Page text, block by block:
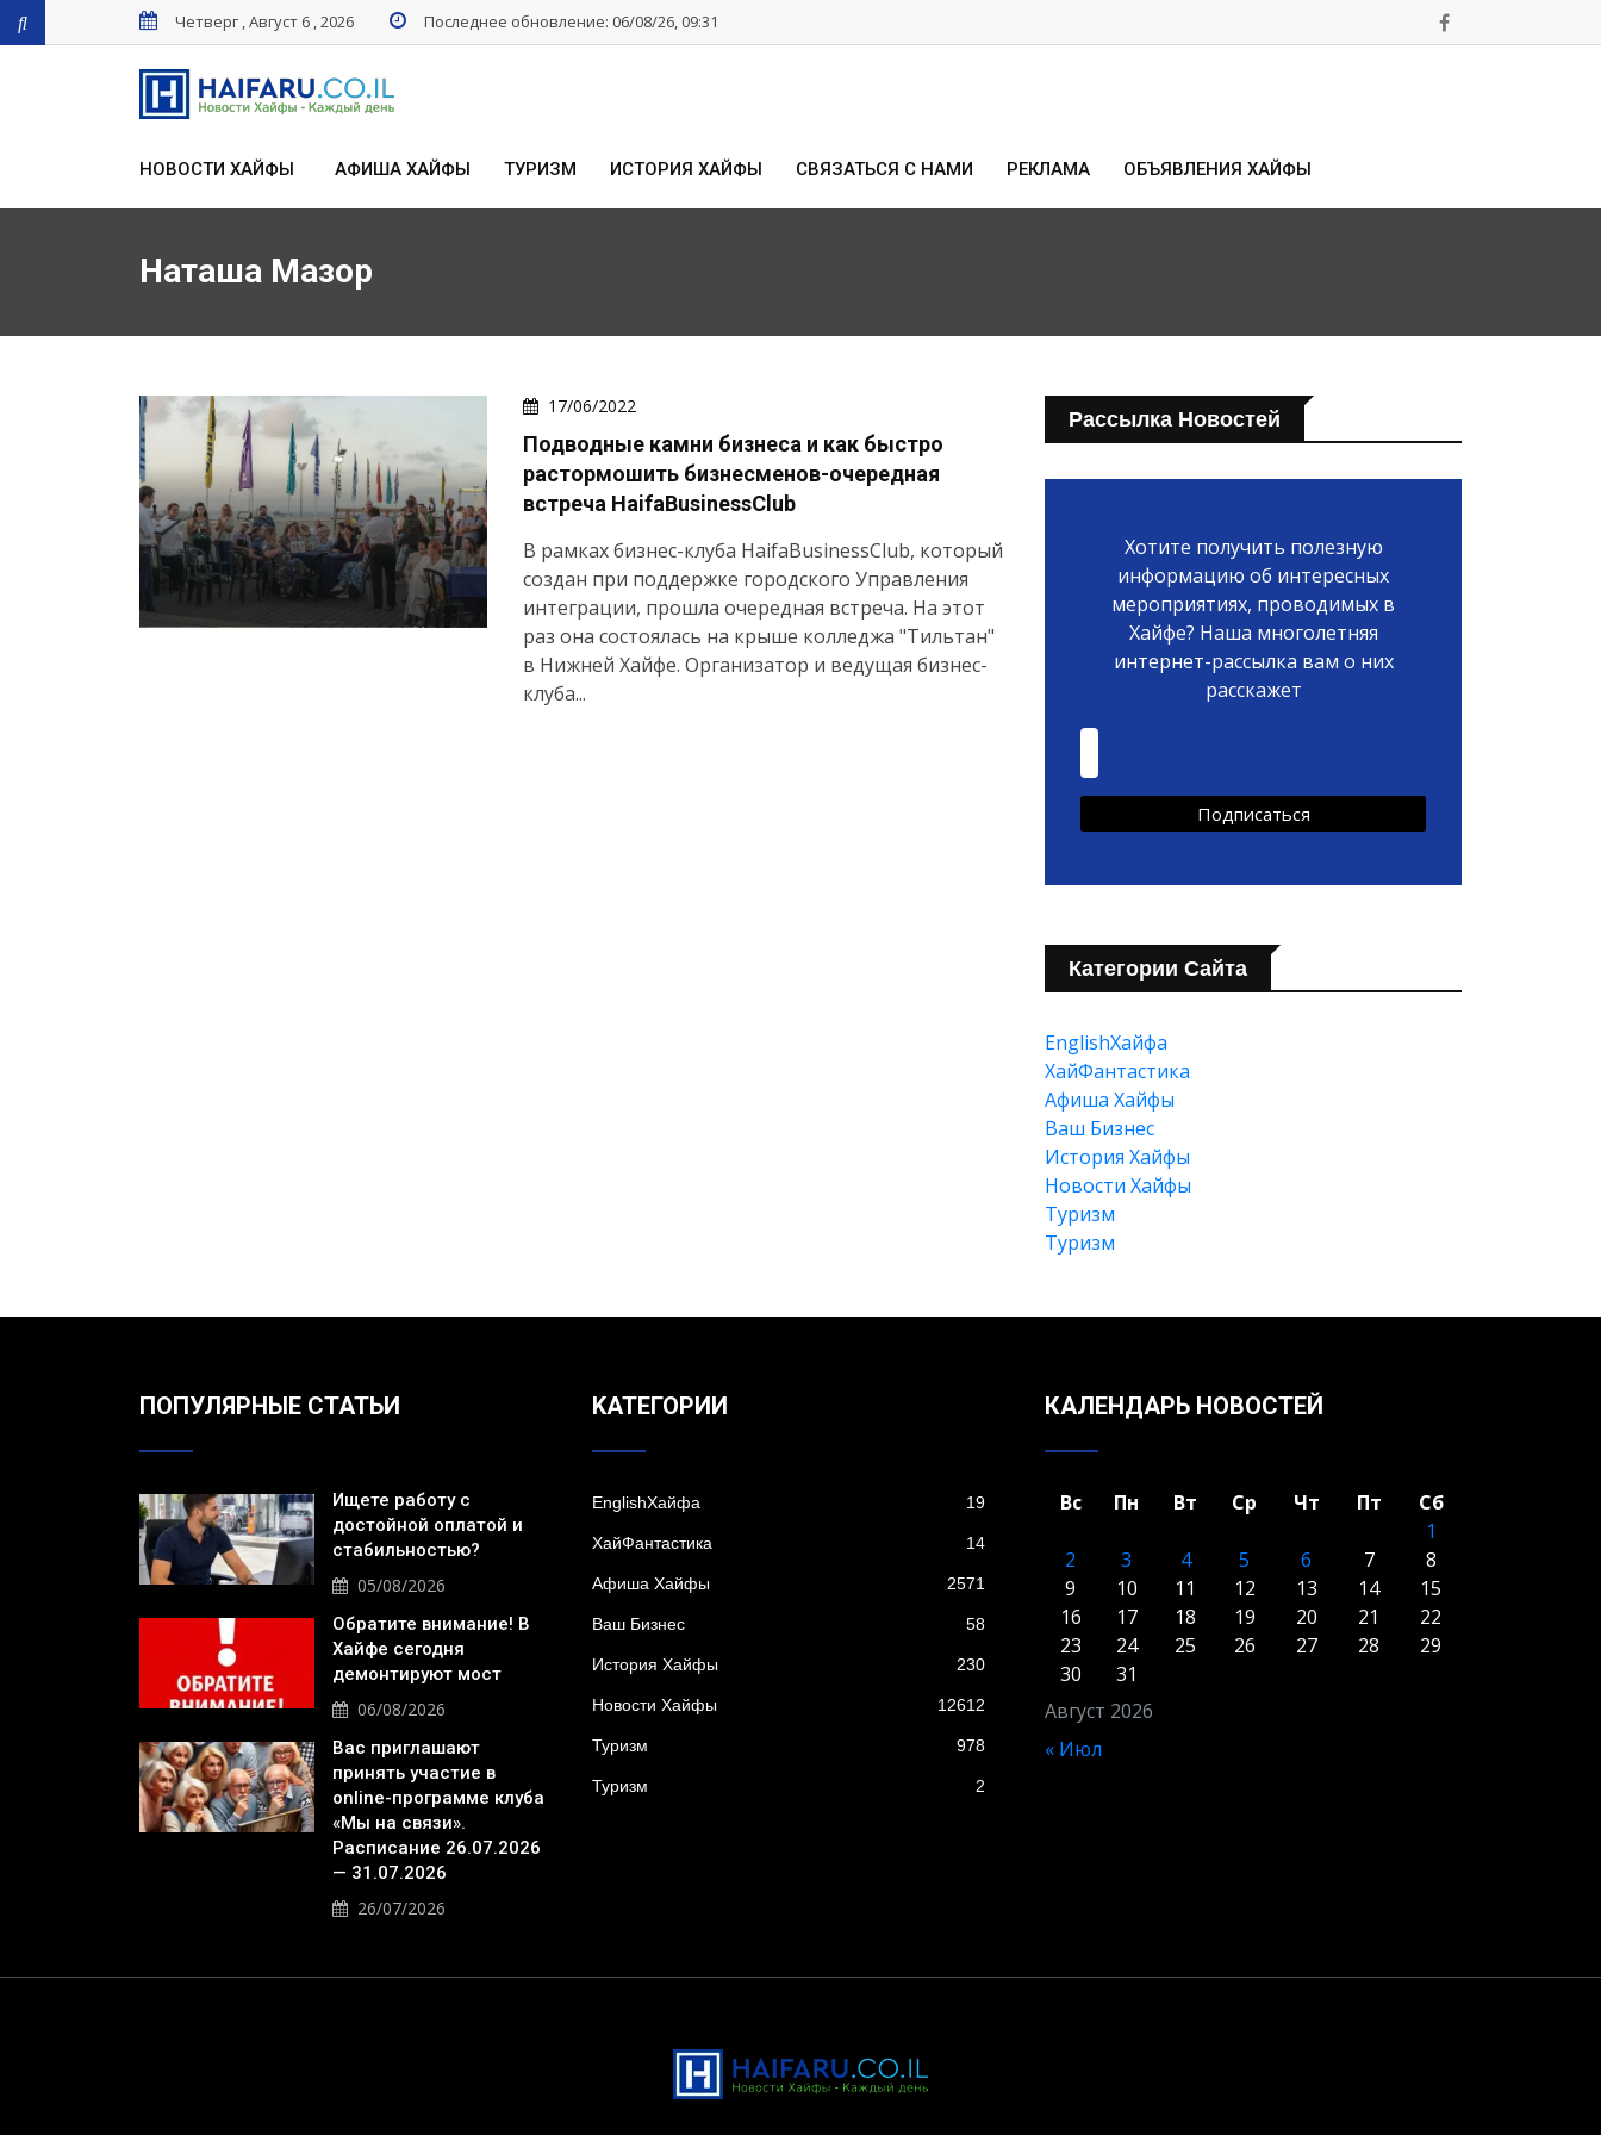
Четверг , Август 6 , 2026 Последнее обновление: 06/08/26, 09:31
НОВОСТИ ХАЙФЫ АФИША ХАЙФЫ ТУРИЗМ ИСТОРИЯ ХАЙФЫ СВЯЗАТЬСЯ С НАМИ РЕКЛАМА ОБЪЯВЛЕНИЯ ХАЙФЫ
Наташа Мазор
17/06/2022
Подводные камни бизнеса и как быстро
растормошить бизнесменов-очередная
встреча HaifaBusinessClub
В рамках бизнес-клуба HaifaBusinessClub, который
создан при поддержке городского Управления
интеграции, прошла очередная встреча. На этот
раз она состоялась на крыше колледжа "Тильтан"
в Нижней Хайфе. Организатор и ведущая бизнес-
клуба...
Рассылка Новостей
Хотите получить полезную
информацию об интересных
мероприятиях, проводимых в
Хайфе? Наша многолетняя
интернет-рассылка вам о них
расскажет
Категории Сайта
EnglishХайфа
XайФантастика
Афиша Хайфы
Ваш Бизнес
История Хайфы
Новости Хайфы
Туризм
Туризм
ПОПУЛЯРНЫЕ СТАТЬИ
Ищете работу с
достойной оплатой и
стабильностью?
05/08/2026
Обратите внимание! В
Хайфе сегодня
демонтируют мост
06/08/2026
Вас приглашают
принять участие в
online-программе клуба
«Мы на связи».
Расписание 26.07.2026
— 31.07.2026
26/07/2026
KАТЕГОРИИ
EnglishХайфа 19
XайФантастика 14
Афиша Хайфы 2571
Ваш Бизнес 58
История Хайфы 230
Новости Хайфы 12612
Туризм 978
Туризм 2
КАЛЕНДАРЬ НОВОСТЕЙ
Август 2026
Вс Пн Вт Ср Чт Пт
Сб
1
2
3 4 5 6 7
8
9
10 11 12 13 14
15
16
17 18 19 20 21
22
23
24 25 26 27 28
29
30
31
« Июл